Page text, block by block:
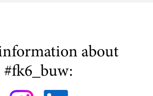
about
#fk6_buw: